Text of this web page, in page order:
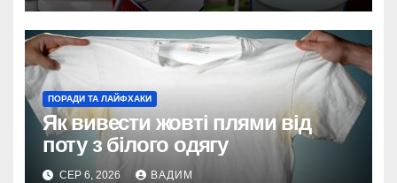
ПОРАДИ ТА ЛАЙФХАКИ
Як вивести жовті плями від
поту з білого одягу
СЕР 6, 2026 ВАДИМ